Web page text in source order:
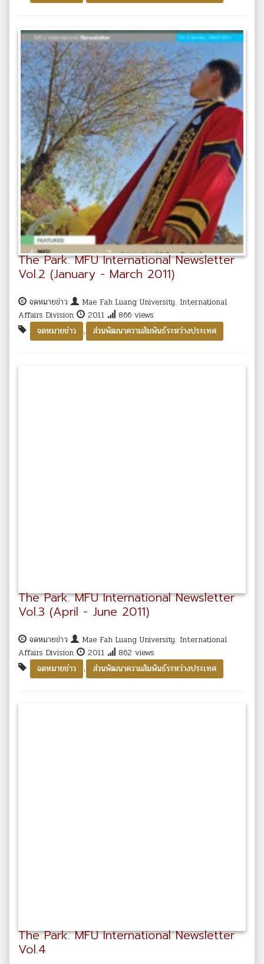
The Park. MFU International Newsletter
Vol.2 (January - March 2011)
จดหมายข่าว
Mae Fah Luang University. International
Affairs Division
2011
866 views
จดหมายข่าว
, ส่วนพัฒนาความสัมพันธ์ระหว่างประเทศ
The Park. MFU International Newsletter
Vol.3 (April - June 2011)
จดหมายข่าว
Mae Fah Luang University. International
Affairs Division
2011
862 views
จดหมายข่าว
, ส่วนพัฒนาความสัมพันธ์ระหว่างประเทศ
The Park. MFU International Newsletter
Vol.4